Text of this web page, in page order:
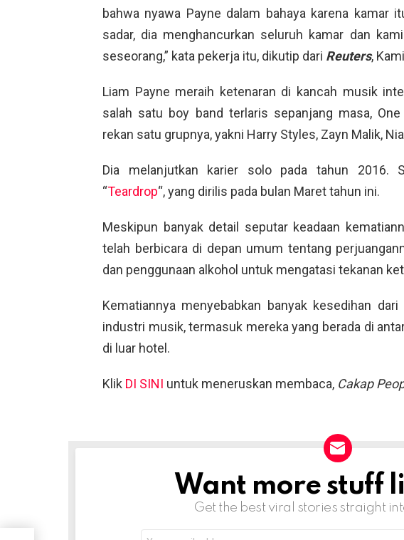
bahwa nyawa Payne dalam bahaya karena kamar
sadar, dia menghancurkan seluruh kamar dan
seseorang,” kata pekerja itu, dikutip dari Reuters,
Liam Payne meraih ketenaran di kancah musik
salah satu boy band terlaris sepanjang masa,
rekan satu grupnya, yakni Harry Styles, Zayn Malik,
Dia melanjutkan karier solo pada tahun 2016.
“Teardrop“, yang dirilis pada bulan Maret tahun ini.
Meskipun banyak detail seputar keadaan
telah berbicara di depan umum tentang
dan penggunaan alkohol untuk mengatasi tekanan
Kematiannya menyebabkan banyak kesedihan
industri musik, termasuk mereka yang berada di
di luar hotel.
Klik DI SINI untuk meneruskan membaca, Cakap
NEWSLETTERWant more stuff
Get the best viral stories straight